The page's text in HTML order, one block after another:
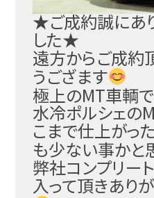
★ご成約誠にあ
した★
遠方からご成約
うござます
極上のMT車輌
水冷ポルシェの
こまで仕上がっ
も少ない事かと
弊社コンプリー
入って頂きあり